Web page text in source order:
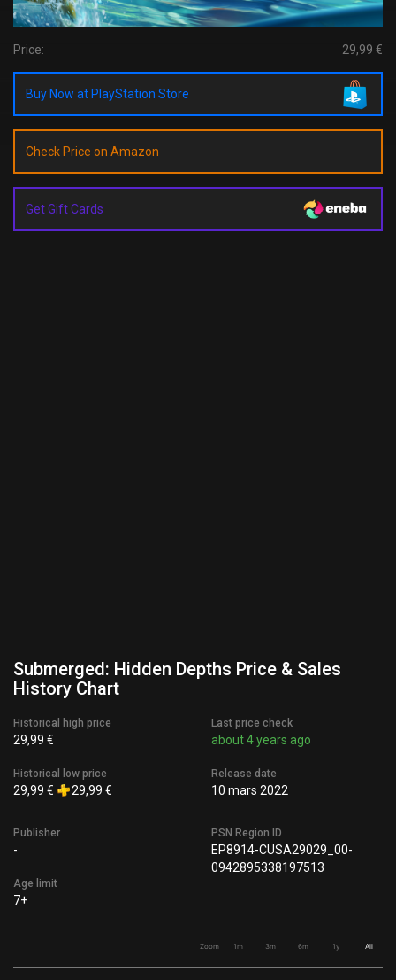
Price: 29,99 €
Buy Now at PlayStation Store
Check Price on Amazon
Get Gift Cards
Submerged: Hidden Depths Price & Sales
History Chart
Historical high price
29,99 €
Historical low price
29,99 € 29,99 €
Last price check
about 4 years ago
Release date
10 mars 2022
Publisher
-
Age limit
7+
PSN Region ID
EP8914-CUSA29029_00-
0942895338197513
Zoom 1m 3m 6m 1y All